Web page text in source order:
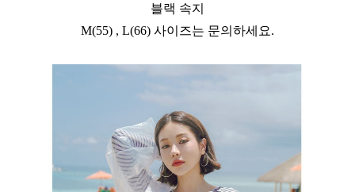
블랙 속지
M(55) , L(66) 사이즈는 문의하세요.